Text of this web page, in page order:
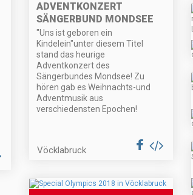
ADVENTKONZERT
SÄNGERBUND MONDSEE
"Uns ist geboren ein
Kindelein"unter diesem Titel
stand das heurige
Adventkonzert des
Sängerbundes Mondsee! Zu
hören gab es Weihnachts-und
Adventmusik aus
verschiedensten Epochen!
Vöcklabruck